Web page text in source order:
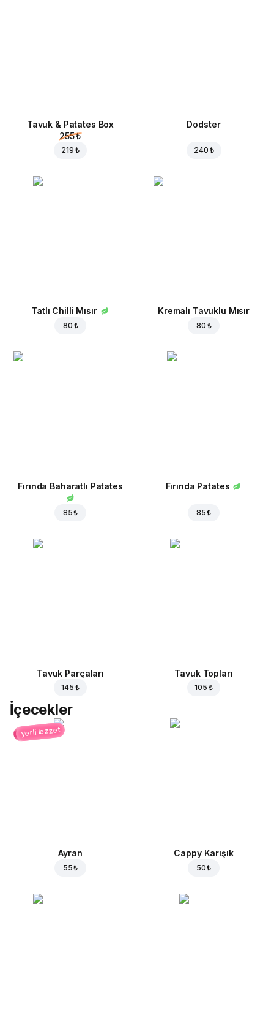
Tavuk & Patates Box
255 ₺
219 ₺
Dodster
240 ₺
Tatlı Chilli Mısır
80 ₺
Kremalı Tavuklu Mısır
80 ₺
Fırında Baharatlı Patates
85 ₺
Fırında Patates
85 ₺
Tavuk Parçaları
145 ₺
Tavuk Topları
105 ₺
İçecekler
yerli lezzet
Ayran
55 ₺
Cappy Karışık
50 ₺